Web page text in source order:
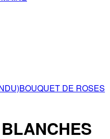
BOUQUET DE ROSES